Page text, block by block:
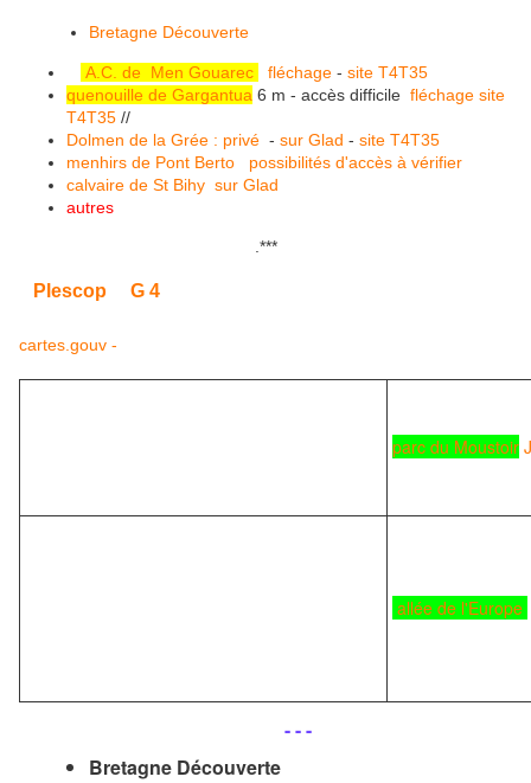
Bretagne Découverte
A.C. de Men Gouarec fléchage - site T4T35
quenouille de Gargantua 6 m - accès difficile fléchage site
T4T35 //
Dolmen de la Grée : privé - sur Glad - site T4T35
menhirs de Pont Berto
possibilités d'accès à vérifier
calvaire de St Bihy sur Glad
autres
***
Plescop G 4
cartes.gouv -
parc du Moustoir
allée de l'Europe
- - -
Bretagne Découverte